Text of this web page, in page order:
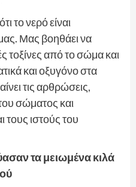
το νερό είναι
Μας βοηθάει να
τοξίνες από το σώμα και
και οξυγόνο στα
τις αρθρώσεις,
σώματος και
τους ιστούς του
τα μειωμένα κιλά